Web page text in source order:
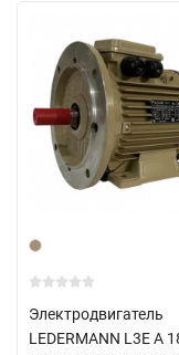
Высокая
нагрузкой;
Длительный срок
Низкий уровень
Электродвигатель
LEDERMANN L3E A